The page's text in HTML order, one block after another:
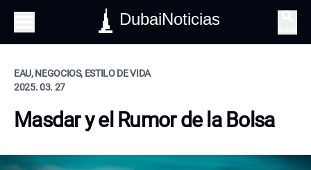
DubaiNoticias
EAU, NEGOCIOS, ESTILO DE VIDA
2025. 03. 27
Masdar y el Rumor de la Bolsa